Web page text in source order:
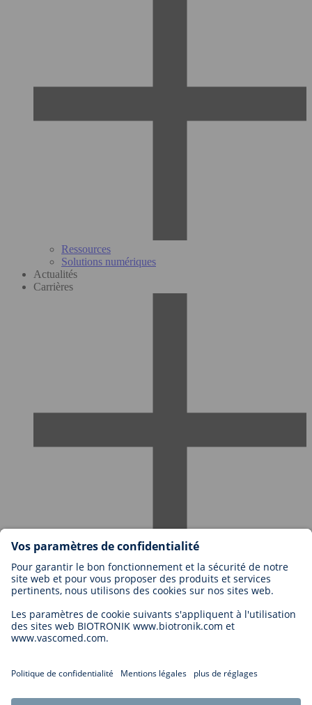
Ressources
Solutions numériques
Actualités
Carrières
Travailler chez BIOTRONIK
Niveaux de carrière
Candidature
Opportunité de carrière
Paramètres de cookies